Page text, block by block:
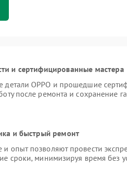
и сертифицированные мастера
детали OPPO и прошедшие
после ремонта и сохранение
и быстрый ремонт
опыт позволяют провести
сроки, минимизируя время без